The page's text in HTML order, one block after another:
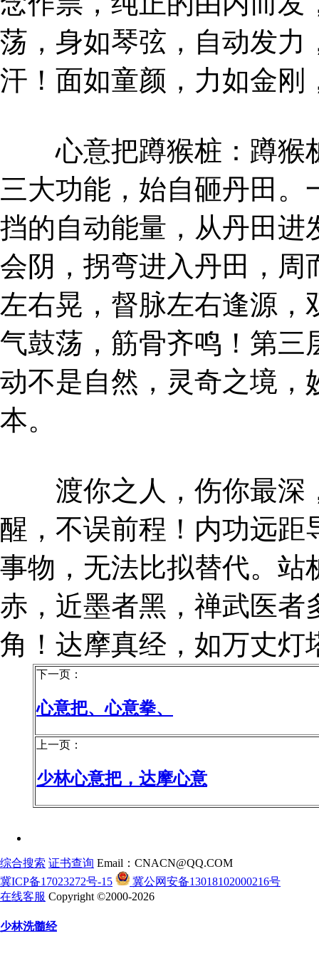
荡，身如琴弦，自动发力
汗！面如童颜，力如金刚
心意把蹲猴桩：蹲猴
三大功能，始自砸丹田
挡的自动能量，从丹田进
会阴，拐弯进入丹田，周
左右晃，督脉左右逢源，
气鼓荡，筋骨齐鸣！第三
动不是自然，灵奇之境，
本。
渡你之人，伤你最深
醒，不误前程！内功远距
事物，无法比拟替代。站
赤，近墨者黑，禅武医者
角！达摩真经，如万丈灯
下一页：
心意把、心意拳、
上一页：
少林心意把，达摩心意
综合搜索 证书查询 Email：CNACN@QQ.COM
冀ICP备17023272号-15
冀公网安备13018102000216号
在线客服 Copyright ©2000-2026
少林洗髓经